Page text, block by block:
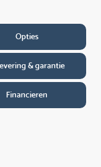
Opties
& garantie
Financieren